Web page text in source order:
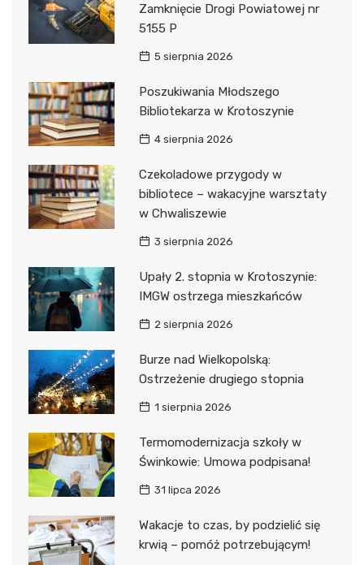
Zamknięcie Drogi Powiatowej nr
5155 P
5 sierpnia 2026
Poszukiwania Młodszego
Bibliotekarza w Krotoszynie
4 sierpnia 2026
Czekoladowe przygody w
bibliotece – wakacyjne warsztaty
w Chwaliszewie
3 sierpnia 2026
Upały 2. stopnia w Krotoszynie:
IMGW ostrzega mieszkańców
2 sierpnia 2026
Burze nad Wielkopolską:
Ostrzeżenie drugiego stopnia
1 sierpnia 2026
Termomodernizacja szkoły w
Świnkowie: Umowa podpisana!
31 lipca 2026
Wakacje to czas, by podzielić się
krwią – pomóż potrzebującym!